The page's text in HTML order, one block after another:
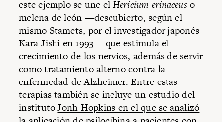
este ejemplo se une el Hericium erinaceuso
melena de león —descubierto, según el
mismo Stamets, por el investigador japonés
Kara-Jishi en 1993— que estimula el
crecimiento de los nervios, además de servir
como tratamiento alterno contra la
enfermedad de Alzheimer. Entre estas
terapias también se incluye un estudio del
institutoJonh Hopkins en el que se analizó